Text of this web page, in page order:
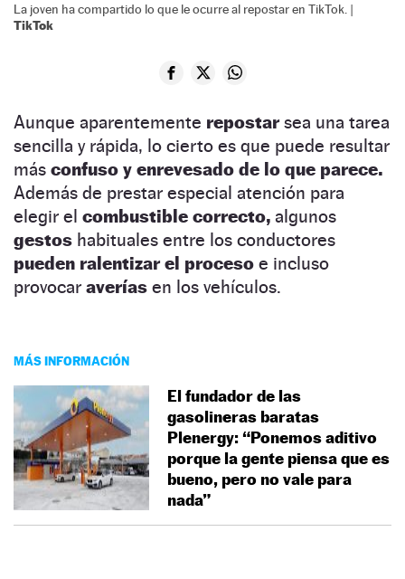
La joven ha compartido lo que le ocurre al repostar en TikTok. |
TikTok
Aunque aparentemente repostarsea una tarea
sencilla y rápida, lo cierto es que puede resultar
más confuso y enrevesado de lo que parece.
Además de prestar especial atención para
elegir el combustible correcto, algunos
gestos habituales entre los conductores
pueden ralentizar el proceso e incluso
provocar averías en los vehículos.
MÁS INFORMACIÓN
El fundador de las
gasolineras baratas
Plenergy: “Ponemos aditivo
porque la gente piensa que es
bueno, pero no vale para
nada”